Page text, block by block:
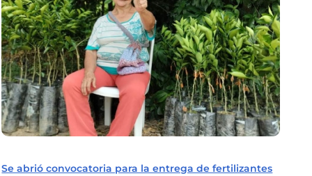
Se abrió convocatoria para la entrega de fertilizantes